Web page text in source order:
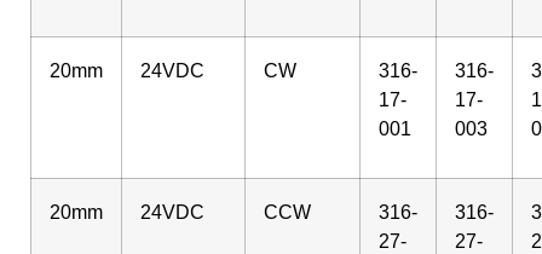
20mm 24VDC CW
316-
17-
001
316-
17-
003
20mm 24VDC CCW
316-
27-
316-
27-